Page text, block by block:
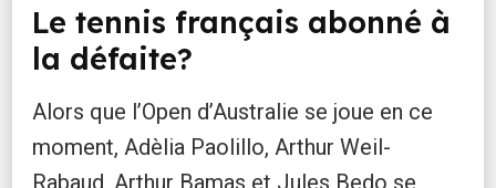
Le tennis français abonné à
la défaite?
Alors que l’Open d’Australie se joue en ce
moment, Adèlia Paolillo, Arthur Weil-
Rabaud, Arthur Bamas et Jules Bedo se